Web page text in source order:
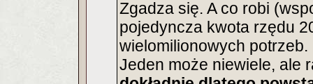
Zgadza się. A co robi
pojedyncza kwota rzędu
wielomilionowych
Jeden może niewiele, ale